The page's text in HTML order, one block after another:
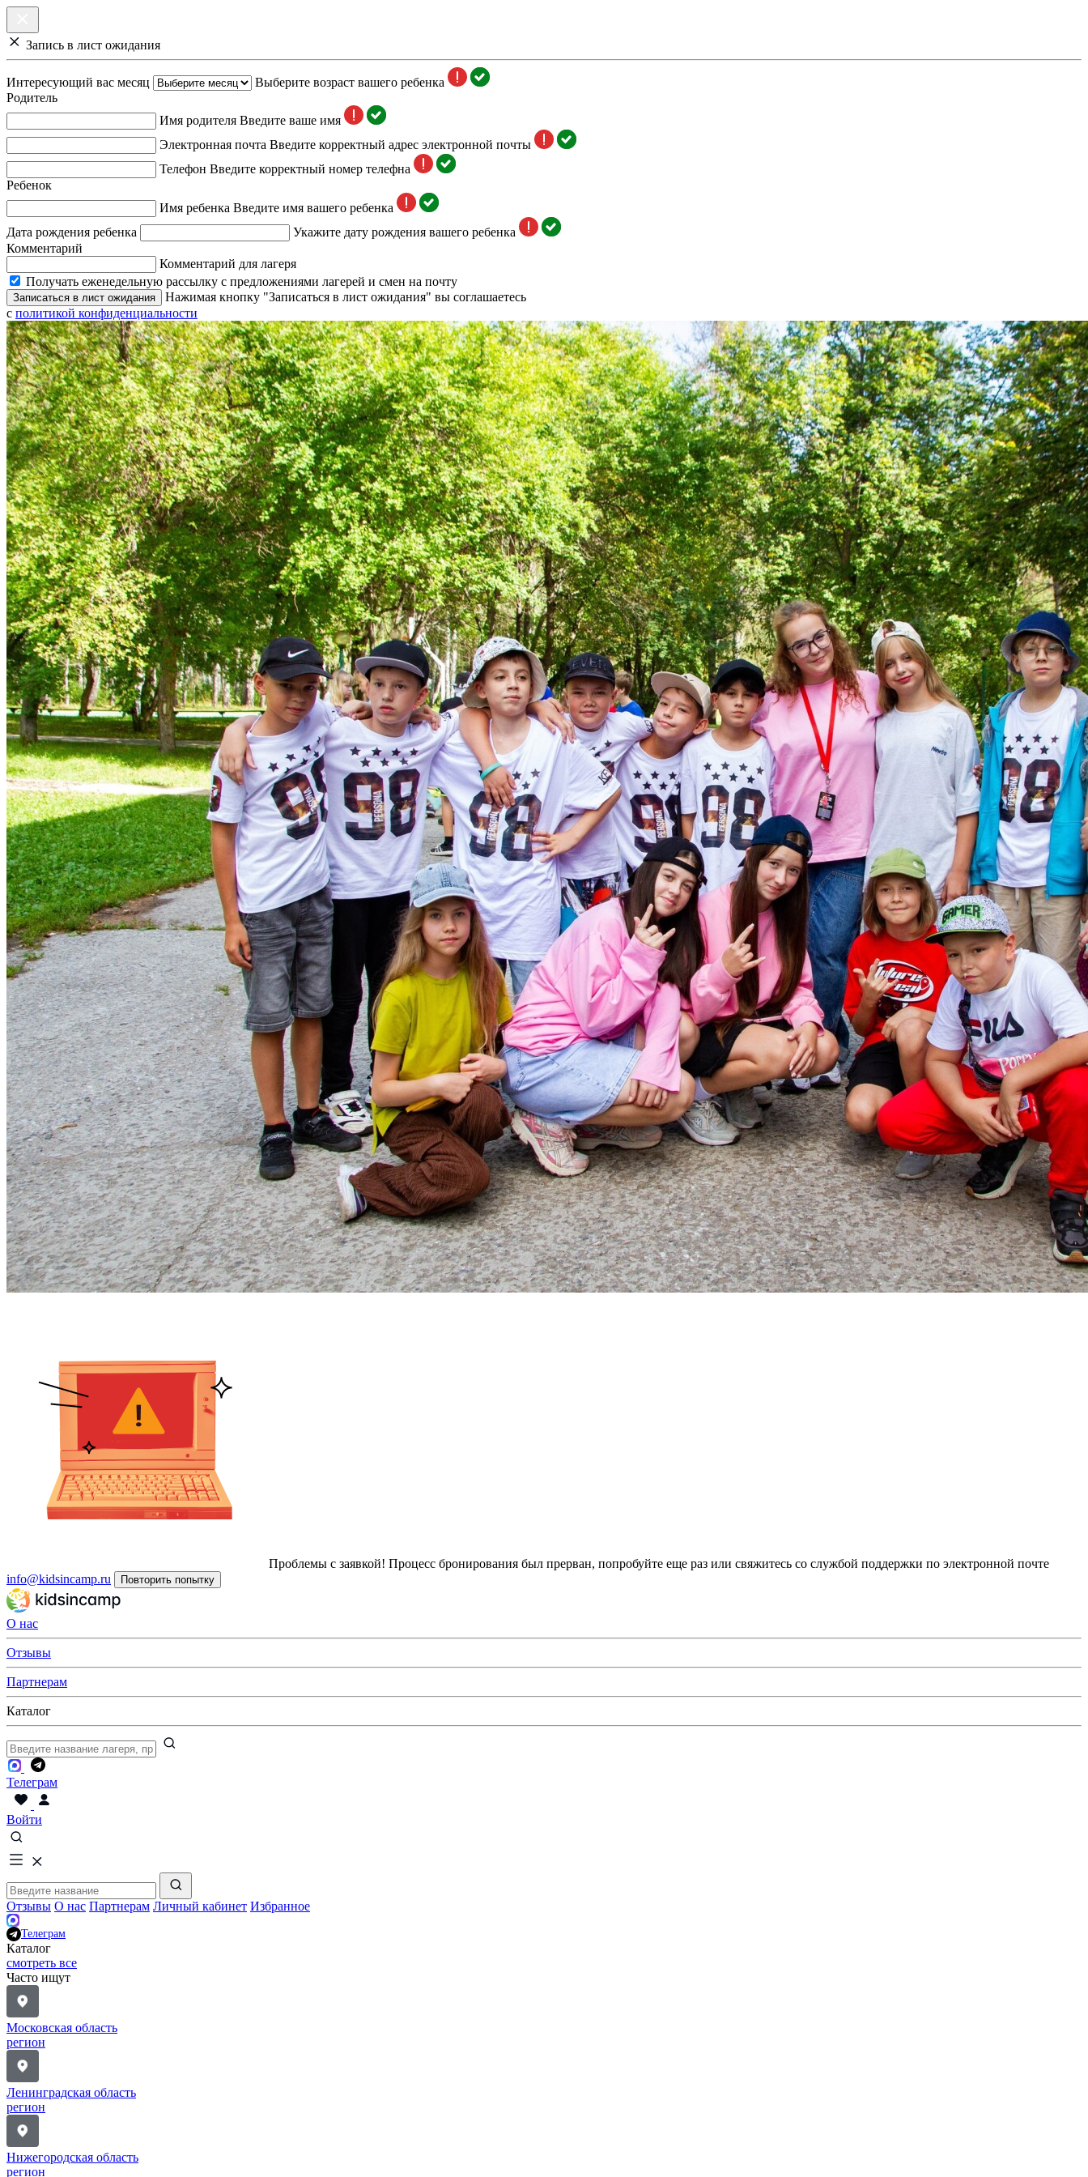
Запись в лист ожидания
Интересующий вас месяц
Выберите возраст вашего ребенка
Родитель
Имя родителя Введите ваше имя
Электронная почта Введите корректный адрес электронной почты
Телефон Введите корректный номер телефна
Ребенок
Имя ребенка Введите имя вашего ребенка
Дата рождения ребенка
Укажите дату рождения вашего ребенка
Комментарий
Комментарий для лагеря
Получать еженедельную рассылку с предложениями лагерей и смен на почту
Записаться в лист ожидания
Нажимая кнопку "Записаться в лист ожидания" вы соглашаетесь
с политикой конфиденциальности
Проблемы с заявкой! Процесс бронирования был прерван, попробуйте еще раз или свяжитесь со службой поддержки по электронной почте
info@kidsincamp.ru
Повторить попытку
О нас
Отзывы
Партнерам
Каталог
Телеграм
Войти
Отзывы О нас Партнерам Личный кабинет Избранное
Телеграм
Каталог
смотреть все
Часто ищут
Московская область
регион
Ленинградская область
регион
Нижегородская область
регион